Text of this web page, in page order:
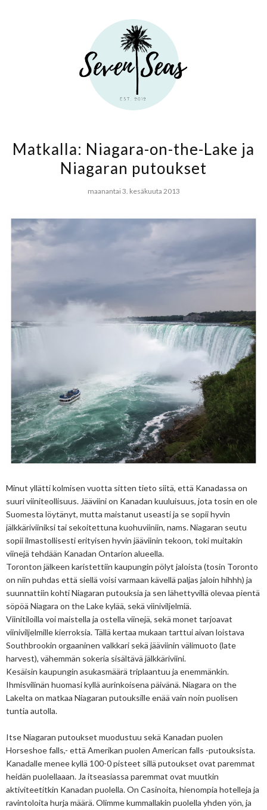
Matkalla: Niagara-on-the-Lake ja
Niagaran putoukset
maanantai 3. kesäkuuta 2013
Minut yllätti kolmisen vuotta sitten tieto siitä, että Kanadassa on
suuri viiniteollisuus. Jääviini on Kanadan kuuluisuus, jota tosin en ole
Suomesta löytänyt, mutta maistanut useasti ja se sopii hyvin
jälkkäriviiniksi tai sekoitettuna kuohuviiniin, nams. Niagaran seutu
sopii ilmastollisesti erityisen hyvin jääviinin tekoon, toki muitakin
viinejä tehdään Kanadan Ontarion alueella.
Toronton jälkeen karistettiin kaupungin pölyt jaloista (tosin Toronto
on niin puhdas että siellä voisi varmaan kävellä paljas jaloin hihhh) ja
suunnattiin kohti Niagaran putouksia ja sen lähettyvillä olevaa pientä
söpöä Niagara on the Lake kylää, sekä viiniviljelmiä.
Viinitiloilla voi maistella ja ostella viinejä, sekä monet tarjoavat
viiniviljelmille kierroksia. Tällä kertaa mukaan tarttui aivan loistava
Southbrookin orgaaninen valkkari sekä jääviinin välimuoto (late
harvest), vähemmän sokeria sisältävä jälkkäriviini.
Kesäisin kaupungin asukasmäärä triplaantuu ja enemmänkin.
Ihmisvilinän huomasi kyllä aurinkoisena päivänä. Niagara on the
Lakelta on matkaa Niagaran putouksille enää vain noin puolisen
tuntia autolla.
Itse Niagaran putoukset muodustuu sekä Kanadan puolen
Horseshoe falls,- että Amerikan puolen American falls -putouksista.
Kanadalle menee kyllä 100-0 pisteet sillä putoukset ovat paremmat
heidän puolellaaan. Ja itseasiassa paremmat ovat muutkin
aktiviteetitkin Kanadan puolella. On Casinoita, hienompia hotelleja ja
ravintoloita hurja määrä. Olimme kummallakin puolella yhden yön, ja